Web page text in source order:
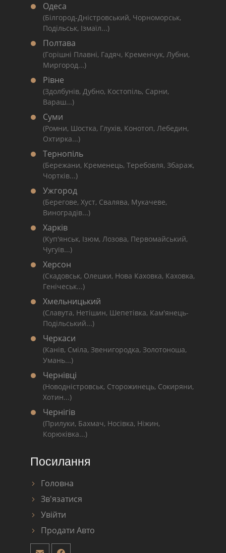
Одеса
(Білгород-Дністровський, Чорноморськ,
Подільськ, Ізмаїл...)
Полтава
(Горішні Плавні, Гадяч, Кременчук, Лубни,
Миргород...)
Рівне
(Здолбунів, Дубно, Костопіль, Сарни,
Вараш...)
Суми
(Ромни, Шостка, Глухів, Конотоп, Лебедин,
Охтирка...)
Тернопіль
(Бережани, Кременець, Теребовля, Збараж,
Чортків...)
Ужгород
(Берегове, Хуст, Свалява, Мукачеве,
Виноградів...)
Харків
(Куп'янськ, Ізюм, Лозова, Первомайський,
Чугуїв...)
Херсон
(Скадовськ, Олешки, Нова Каховка, Каховка,
Генічеськ...)
Хмельницький
(Славута, Нетішин, Шепетівка, Кам'янець-
Подільський...)
Черкаси
(Канів, Сміла, Звенигородка, Золотоноша,
Умань...)
Чернівці
(Новодністровськ, Сторожинець, Сокиряни,
Хотин...)
Чернігів
(Прилуки, Бахмач, Носівка, Ніжин,
Корюківка...)
Посилання
Головна
Зв'язатися
Увійти
Продати Авто